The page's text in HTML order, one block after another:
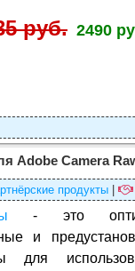
руб. 2490
Adobe Camera
продукты|
- это
и
для